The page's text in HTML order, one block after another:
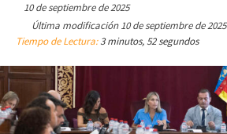
10 de septiembre de 2025
Última modificación 10 de septiembre de 2025
Tiempo de Lectura:3 minutos, 52 segundos